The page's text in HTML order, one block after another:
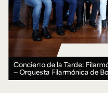
Concierto de la Tarde:
— Orquesta Filarmónica de